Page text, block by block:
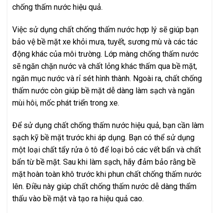
chống thấm nước hiệu quả.
Việc sử dụng chất chống thấm nước hợp lý sẽ giúp bạn
bảo vệ bề mặt xe khỏi mưa, tuyết, sương mù và các tác
động khác của môi trường. Lớp màng chống thấm nước
sẽ ngăn chặn nước và chất lỏng khác thấm qua bề mặt,
ngăn mục nước và rỉ sét hình thành. Ngoài ra, chất chống
thấm nước còn giúp bề mặt dễ dàng làm sạch và ngăn
mùi hôi, mốc phát triển trong xe.
Để sử dụng chất chống thấm nước hiệu quả, bạn cần làm
sạch kỹ bề mặt trước khi áp dụng. Bạn có thể sử dụng
một loại chất tẩy rửa ô tô để loại bỏ các vết bẩn và chất
bẩn từ bề mặt. Sau khi làm sạch, hãy đảm bảo rằng bề
mặt hoàn toàn khô trước khi phun chất chống thấm nước
lên. Điều này giúp chất chống thấm nước dễ dàng thẩm
thấu vào bề mặt và tạo ra hiệu quả cao.